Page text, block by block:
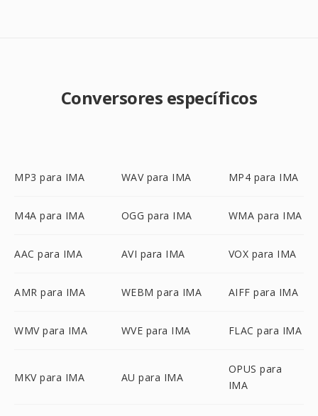
Conversores específicos
MP3 para IMA WAV para IMA MP4 para IMA
M4A para IMA OGG para IMA WMA para IMA
AAC para IMA AVI para IMA VOX para IMA
AMR para IMA WEBM para IMA AIFF para IMA
WMV para IMA WVE para IMA FLAC para IMA
MKV para IMA AU para IMA
OPUS para
IMA